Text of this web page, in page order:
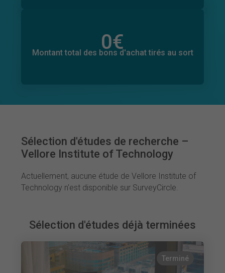
0€
Montant total des bons d'achat tirés au sort
0€
Montant total des dons promis
Sélection d'études de recherche –
Vellore Institute of Technology
Actuellement, aucune étude de Vellore Institute of
Technology n'est disponible sur SurveyCircle.
Sélection d'études déjà terminées
Terminé